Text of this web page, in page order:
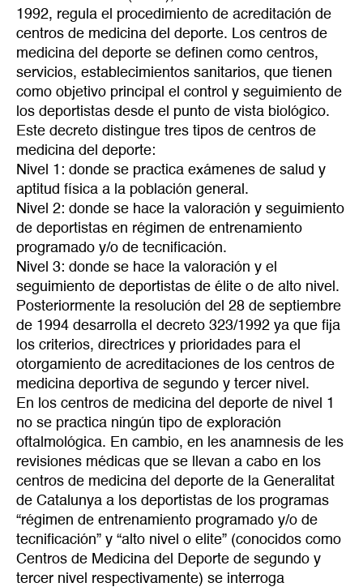
1992, regula el procedimiento de acreditación de
centros de medicina del deporte. Los centros de
medicina del deporte se definen como centros,
servicios, establecimientos sanitarios, que tienen
como objetivo principal el control y seguimiento de
los deportistas desde el punto de vista biológico.
Este decreto distingue tres tipos de centros de
medicina del deporte:
Nivel 1: donde se practica exámenes de salud y
aptitud física a la población general.
Nivel 2: donde se hace la valoración y seguimiento
de deportistas en régimen de entrenamiento
programado y/o de tecnificación.
Nivel 3: donde se hace la valoración y el
seguimiento de deportistas de élite o de alto nivel.
Posteriormente la resolución del 28 de septiembre
de 1994 desarrolla el decreto 323/1992 ya que fija
los criterios, directrices y prioridades para el
otorgamiento de acreditaciones de los centros de
medicina deportiva de segundo y tercer nivel.
En los centros de medicina del deporte de nivel 1
no se practica ningún tipo de exploración
oftalmológica. En cambio, en les anamnesis de les
revisiones médicas que se llevan a cabo en los
centros de medicina del deporte de la Generalitat
de Catalunya a los deportistas de los programas
“régimen de entrenamiento programado y/o de
tecnificación” y “alto nivel o elite” (conocidos como
Centros de Medicina del Deporte de segundo y
tercer nivel respectivamente) se interroga